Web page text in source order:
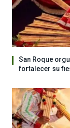
San Roque
fortalecer su